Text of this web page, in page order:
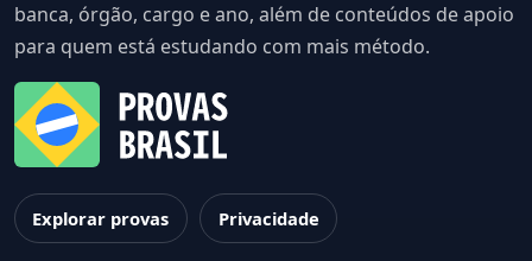
banca, órgão, cargo e ano, além de conteúdos de apoio
para quem está estudando com mais método.
Explorar provas Privacidade